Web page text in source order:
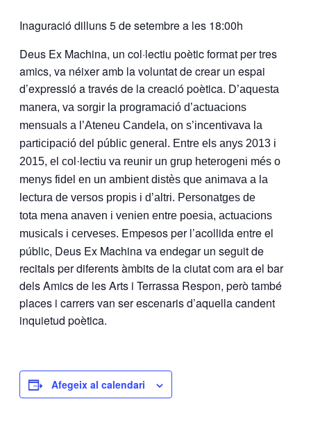
Inaguració dilluns 5 de setembre a les 18:00h
Deus Ex Machina, un col·lectiu poètic format per tres
amics, va néixer amb la voluntat de crear un espai
d’expressió a través de la creació poètica. D’aquesta
manera, va sorgir la programació d’actuacions
mensuals a l’Ateneu Candela, on s’incentivava la
participació del públic general. Entre els anys 2013 i
2015, el col·lectiu va reunir un grup heterogeni més o
menys fidel en un ambient distès que animava a la
lectura de versos propis i d’altri. Personatges de
tota mena anaven i venien entre poesia, actuacions
musicals i cerveses. Empesos per l’acollida entre el
públic, Deus Ex Machina va endegar un seguit de
recitals per diferents àmbits de la ciutat com ara el bar
dels Amics de les Arts i Terrassa Respon, però també
places i carrers van ser escenaris d’aquella candent
inquietud poètica.
Afegeix al calendari